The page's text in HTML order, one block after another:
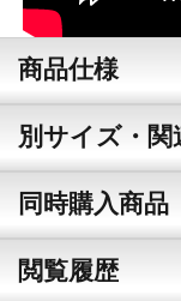
商品仕様
別サイズ・関
同時購入商品
閲覧履歴